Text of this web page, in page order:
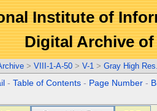
Institute of
Digital Archive
> VIII-1-A-50 > V-1 > Gray High
-Table of Contents - Page Number -